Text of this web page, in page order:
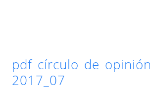
pdf círculo de
2017_07